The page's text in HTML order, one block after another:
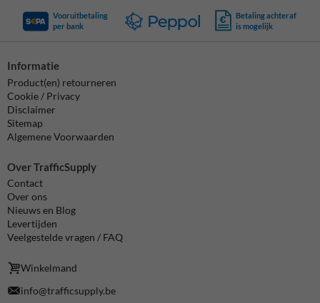
Vooruitbetaling
per bank
Betaling achteraf
is mogelijk
Informatie
Product(en) retourneren
Cookie / Privacy
Disclaimer
Sitemap
Algemene Voorwaarden
Over TrafficSupply
Contact
Over ons
Nieuws en Blog
Levertijden
Veelgestelde vragen / FAQ
Winkelmand
info@trafficsupply.be